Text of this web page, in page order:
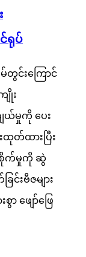
ရုပ်
မ်တွင်းကြောင်
ျိုး
ယ်မှုကို ပေး
ထုတ်ထားပြီး
စိုက်မှုကို ဆွဲ
းဗီဇများ
ာ ဖျော်ဖြေ